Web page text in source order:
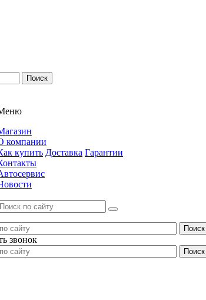
компании
купить Доставка Гарантии
звонок